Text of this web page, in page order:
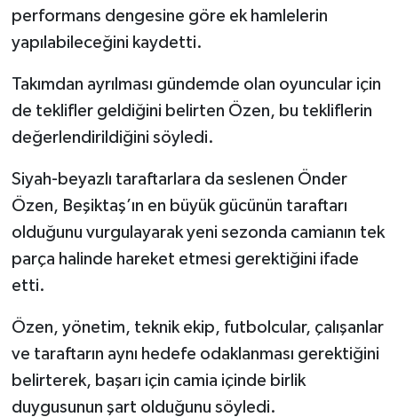
performans dengesine göre ek hamlelerin
yapılabileceğini kaydetti.
Takımdan ayrılması gündemde olan oyuncular için
de teklifler geldiğini belirten Özen, bu tekliflerin
değerlendirildiğini söyledi.
Siyah-beyazlı taraftarlara da seslenen Önder
Özen, Beşiktaş’ın en büyük gücünün taraftarı
olduğunu vurgulayarak yeni sezonda camianın tek
parça halinde hareket etmesi gerektiğini ifade
etti.
Özen, yönetim, teknik ekip, futbolcular, çalışanlar
ve taraftarın aynı hedefe odaklanması gerektiğini
belirterek, başarı için camia içinde birlik
duygusunun şart olduğunu söyledi.